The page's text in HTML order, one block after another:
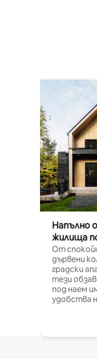
Напълно
жилища
От
дървени
градски
тези
под наем
удобства